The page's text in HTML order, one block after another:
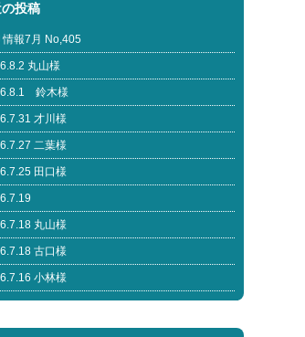
投稿
情報7月 No,405
丸山様
鈴木様
才川様
二葉様
田口様
丸山様
古口様
小林様